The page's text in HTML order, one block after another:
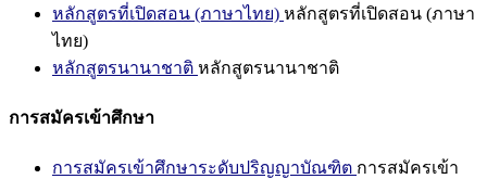
หลักสูตรที่เปิดสอน (ภาษาไทย) หลักสูตรที่เปิดสอน (ภาษา
ไทย)
หลักสูตรนานาชาติ หลักสูตรนานาชาติ
การสมัครเข้าศึกษา
การสมัครเข้าศึกษาระดับปริญญาบัณฑิต การสมัครเข้า